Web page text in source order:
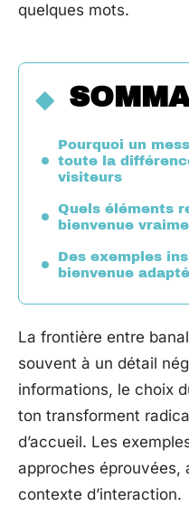
quelques mots.
Pourquoi un
toute la
visiteurs
Quels éléments
bienvenue
Des exemples
bienvenue
La frontière entre
souvent à un détail
informations, le choix
ton transforment
d’accueil. Les
approches éprouvées,
contexte d’interaction.